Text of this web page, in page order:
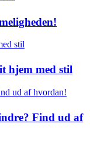
hjem med stil
Find ud af